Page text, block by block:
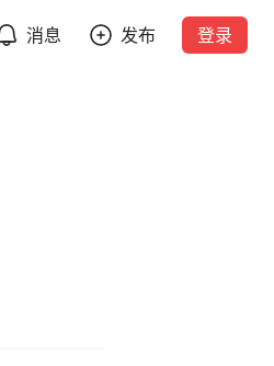
消息 发布 登录